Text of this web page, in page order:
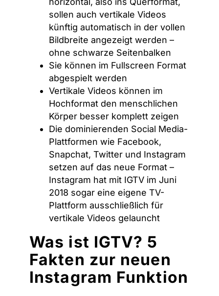
sollen auch vertikale Videos
künftig automatisch in der vollen
Bildbreite angezeigt werden –
ohne schwarze Seitenbalken
Sie können im Fullscreen Format
abgespielt werden
Vertikale Videos können im
Hochformat den menschlichen
Körper besser komplett zeigen
Die dominierenden Social Media-
Plattformen wie Facebook,
Snapchat, Twitter und Instagram
setzen auf das neue Format –
Instagram hat mit IGTV im Juni
2018 sogar eine eigene TV-
Plattform ausschließlich für
vertikale Videos gelauncht
Was ist IGTV? 5
Fakten zur neuen
Instagram Funktion